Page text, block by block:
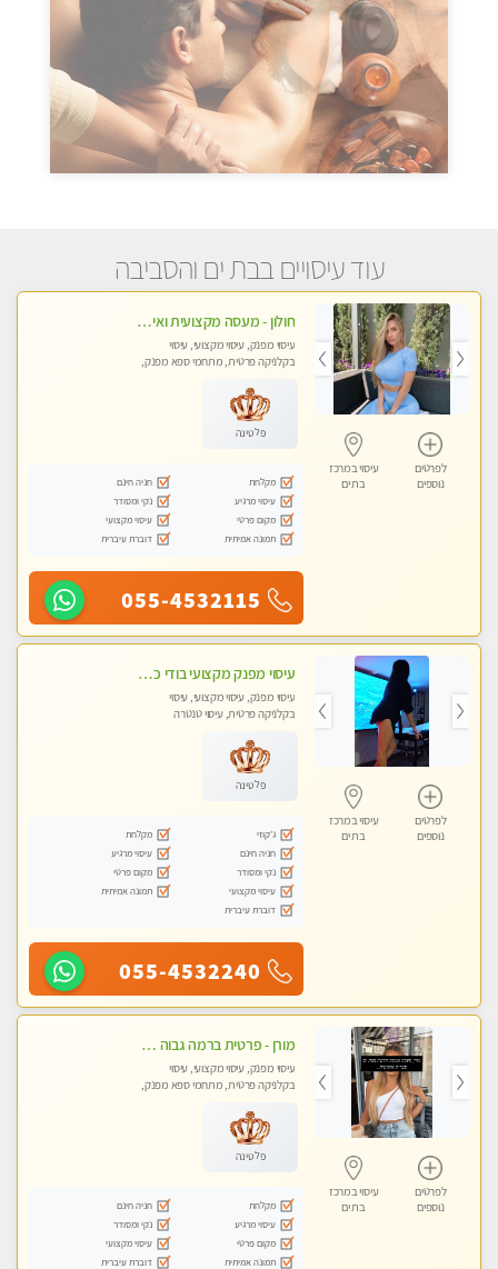
עוד עיסויים בבת ים והסביבה
לפרטים
נוספים
עיסוי במרכז
בת ים
חולון - מעסה מקצועית ואיכותית פרטי!!! ללא מין !! בקליניקה מפגש טיפולי !!! מקצועי בלבד - professional therapist
עיסוי מפנק, עיסוי מקצועי, עיסוי
בקלניקה פרטית, מתחמי ספא מפנק,
פלטינה
מקלחת
חניה חינם
עיסוי מרגיע
נקי ומסודר
מקום פרטי
עיסוי מקצועי
תמונה אמיתית
דוברת עיברית
055-4532115
לפרטים
נוספים
עיסוי במרכז
בת ים
עיסוי מפנק מקצועי בודי כפות רגליים+ טיפול בארבע ידיים מומלץ מאוד
עיסוי מפנק, עיסוי מקצועי, עיסוי
בקלניקה פרטית, עיסוי טנטרה
פלטינה
ג'קוזי
מקלחת
חניה חינם
עיסוי מרגיע
נקי ומסודר
מקום פרטי
עיסוי מקצועי
תמונה אמיתית
דוברת עיברית
055-4532240
לפרטים
נוספים
עיסוי במרכז
בת ים
מורן - פרטית ברמה גבוה בבת-ים -הודעות ווצאפ בלבד
עיסוי מפנק, עיסוי מקצועי, עיסוי
בקלניקה פרטית, מתחמי ספא מפנק,
פלטינה
מקלחת
חניה חינם
עיסוי מרגיע
נקי ומסודר
מקום פרטי
עיסוי מקצועי
תמונה אמיתית
דוברת עיברית